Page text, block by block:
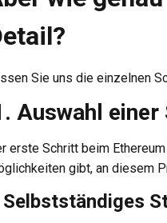
Sie uns die einzelnen
Auswahl
erste Schritt beim
gibt, an diesem
Selbstständiges